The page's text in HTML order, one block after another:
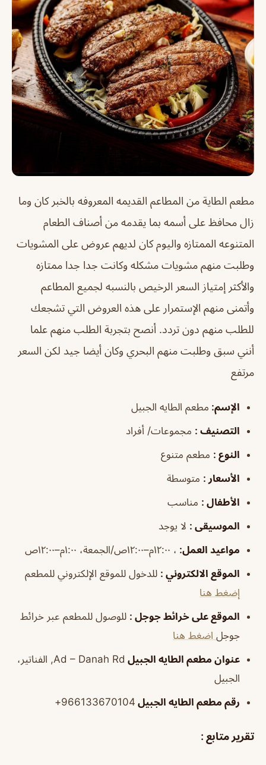
مطعم الطاية من المطاعم القديمه المعروفه بالخبر كان وما
زال محافظ على أسمه بما يقدمه من أصناف الطعام
المتنوعه الممتازه واليوم كان لديهم عروض على المشويات
وطلبت منهم مشويات مشكله وكانت جدا جدا ممتازه
والأكثر إمتياز السعر الرخيص بالنسبه لجميع المطاعم
وأتمنى منهم الإستمرار على هذه العروض التي تشجعك
للطلب منهم دون تردد. أنصح بتجربة الطلب منهم علما
أنني سبق وطلبت منهم البحري وكان أيضا جيد لكن السعر
مرتفع
الإسم: مطعم الطايه الجبيل
التصنيف : مجموعات/ أفراد
النوع : مطعم متنوع
الأسعار : متوسطة
الأطفال : مناسب
الموسيقى : لا يوجد
مواعيد العمل: ، ١٢:٠٠م–١٢:٠٠ص/الجمعة، ١:٠٠م–١٢:٠٠ص
الموقع الالكتروني : للدخول للموقع الإلكتروني للمطعم
إضغط هنا
الموقع على خرائط جوجل : للوصول للمطعم عبر خرائط
جوجل اضغط هنا
عنوان مطعم الطايه الجبيل
Ad – Danah Rd, الفناتير،
الجبيل
رقم مطعم الطايه الجبيل 966133670104+
تقرير متابع :